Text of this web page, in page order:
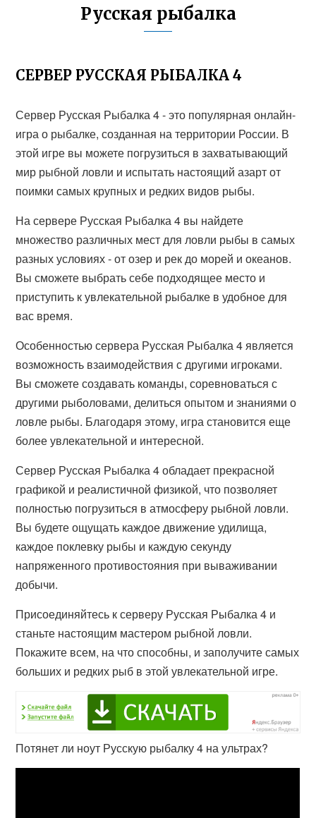
Русская рыбалка
СЕРВЕР РУССКАЯ РЫБАЛКА 4
Сервер Русская Рыбалка 4 - это популярная онлайн-
игра о рыбалке, созданная на территории России. В
этой игре вы можете погрузиться в захватывающий
мир рыбной ловли и испытать настоящий азарт от
поимки самых крупных и редких видов рыбы.
На сервере Русская Рыбалка 4 вы найдете
множество различных мест для ловли рыбы в самых
разных условиях - от озер и рек до морей и океанов.
Вы сможете выбрать себе подходящее место и
приступить к увлекательной рыбалке в удобное для
вас время.
Особенностью сервера Русская Рыбалка 4 является
возможность взаимодействия с другими игроками.
Вы сможете создавать команды, соревноваться с
другими рыболовами, делиться опытом и знаниями о
ловле рыбы. Благодаря этому, игра становится еще
более увлекательной и интересной.
Сервер Русская Рыбалка 4 обладает прекрасной
графикой и реалистичной физикой, что позволяет
полностью погрузиться в атмосферу рыбной ловли.
Вы будете ощущать каждое движение удилища,
каждое поклевку рыбы и каждую секунду
напряженного противостояния при вываживании
добычи.
Присоединяйтесь к серверу Русская Рыбалка 4 и
станьте настоящим мастером рыбной ловли.
Покажите всем, на что способны, и заполучите самых
больших и редких рыб в этой увлекательной игре.
Потянет ли ноут Русскую рыбалку 4 на ультрах?